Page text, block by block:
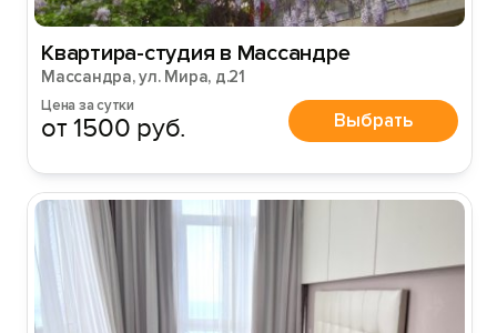
Квартира-студия в Массандре
Массандра, ул. Мира, д.21
Цена за сутки
от 1500 руб. Выбрать
Войти с помощью